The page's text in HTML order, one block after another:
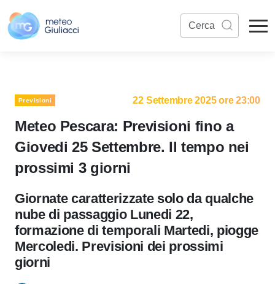
Previsioni 22 Settembre 2025 ore 23:00
Meteo Pescara: Previsioni fino a
Giovedi 25 Settembre. Il tempo nei
prossimi 3 giorni
Giornate caratterizzate solo da qualche
nube di passaggio Lunedi 22,
formazione di temporali Martedi, piogge
Mercoledi. Previsioni dei prossimi
giorni